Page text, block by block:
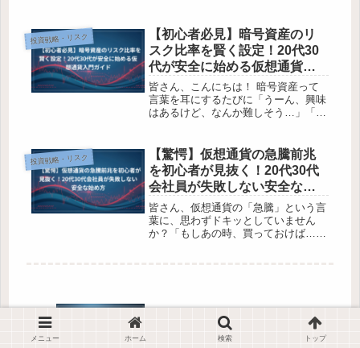
と感じて、なかなか一歩を踏み出せず
にいる20代、30代の会社員の方々も...
投資戦略・リスク
【初心者必見】暗号資産のリ
スク比率を賢く設定！20代30
代が安全に始める仮想通貨入
門ガイド
皆さん、こんにちは！ 暗号資産って
言葉を耳にするたびに「うーん、興味
はあるけど、なんか難しそう…」「な
の会社員の皆さんの中には、新しい投
資にチャレンジしたいけど、どこか...
投資戦略・リスク
【驚愕】仮想通貨の急騰前兆
を初心者が見抜く！20代30代
会社員が失敗しない安全な始
め方
皆さん、仮想通貨の「急騰」という言
葉に、思わずドキッとしていません
か？「もしあの時、買っておけば…」
【20代・30代必見】暗号資産セキュ
リティ完全ガイド 初心者が安心して
始めるための5つの秘訣
メニュー ホーム 検索 トップ